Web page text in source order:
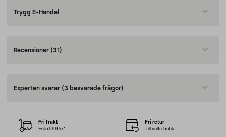
Trygg E-Handel
Recensioner (31)
Experten svarar (3 besvarade frågor)
Fri frakt
Från 599 kr*
Fri retur
Till valfri butik